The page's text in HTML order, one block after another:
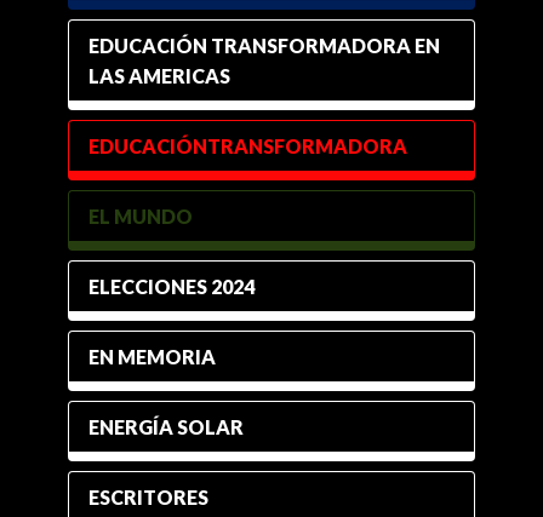
EDUCACIÓN TRANSFORMADORA EN
LAS AMERICAS
EDUCACIÓNTRANSFORMADORA
EL MUNDO
ELECCIONES 2024
EN MEMORIA
ENERGÍA SOLAR
ESCRITORES